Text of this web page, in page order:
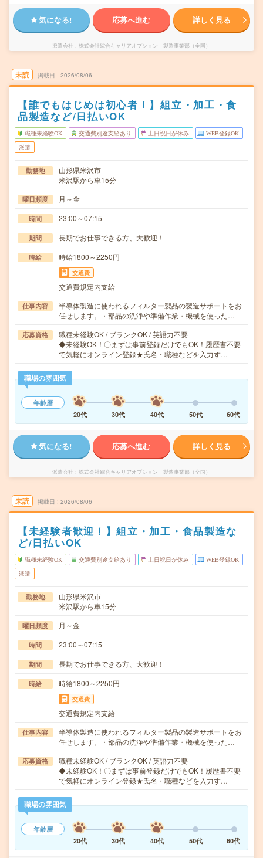
気になる! 応募へ進む 詳しく見る
派遣会社 株式会社綜合キャリアオプション 製造事業部（全国）
未読 掲載日 2026/08/06
【誰でもはじめは初心者！】組立・加工・食
品製造など/日払いOK
職種未経験OK 交通費別途支給あり 土日祝日が休み WEB登録OK
派遣
勤務地
山形県米沢市
米沢駅から車15分
曜日頻度 月～金
時間 23:00～07:15
期間 長期でお仕事できる方、大歓迎！
時給 時給1800～2250円
交通費
交通費規定内支給
仕事内容
半導体製造に使われるフィルター製品の製造サポートをお
任せします。・部品の洗浄や準備作業・機械を使った…
応募資格
職種未経験OK / ブランクOK / 英語力不要
◆未経験OK！〇まずは事前登録だけでもOK！履歴書不要
で気軽にオンライン登録★氏名・職種などを入力す…
職場の雰囲気
年齢層
20代
30代 40代 50代 60代
気になる! 応募へ進む 詳しく見る
派遣会社 株式会社綜合キャリアオプション 製造事業部（全国）
未読 掲載日 2026/08/06
【未経験者歓迎！】組立・加工・食品製造な
ど/日払いOK
職種未経験OK 交通費別途支給あり 土日祝日が休み WEB登録OK
派遣
勤務地
山形県米沢市
米沢駅から車15分
曜日頻度 月～金
時間 23:00～07:15
期間 長期でお仕事できる方、大歓迎！
時給 時給1800～2250円
交通費
交通費規定内支給
仕事内容
半導体製造に使われるフィルター製品の製造サポートをお
任せします。・部品の洗浄や準備作業・機械を使った…
応募資格
職種未経験OK / ブランクOK / 英語力不要
◆未経験OK！〇まずは事前登録だけでもOK！履歴書不要
で気軽にオンライン登録★氏名・職種などを入力す…
職場の雰囲気
年齢層
20代
30代 40代 50代 60代